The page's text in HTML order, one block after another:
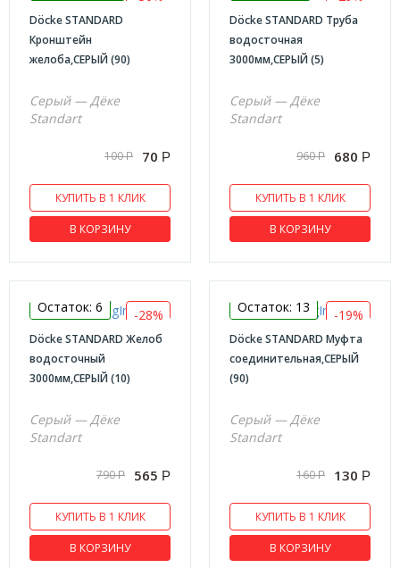
Döcke STANDARD
Кронштейн
желоба,СЕРЫЙ (90)
Серый — Дёке
Standart
100Р 70 Р
КУПИТЬ В 1 КЛИК
В КОРЗИНУ
Döcke STANDARD Труба
водосточная
3000мм,СЕРЫЙ (5)
Серый — Дёке
Standart
960Р 680 Р
КУПИТЬ В 1 КЛИК
В КОРЗИНУ
-28%
Остаток: 6
Döcke STANDARD Желоб
водосточный
3000мм,СЕРЫЙ (10)
Серый — Дёке
Standart
790Р 565 Р
КУПИТЬ В 1 КЛИК
В КОРЗИНУ
-19%
Остаток: 13
Döcke STANDARD Муфта
соединительная,СЕРЫЙ
(90)
Серый — Дёке
Standart
160Р 130 Р
КУПИТЬ В 1 КЛИК
В КОРЗИНУ